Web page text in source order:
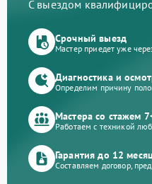
С выездом
Срочный выезд
Мастер приедет уже
Диагностика и
Определим причину
Мастера со стажем
Работаем с техникой
Гарантия до 12
Составляем договор,